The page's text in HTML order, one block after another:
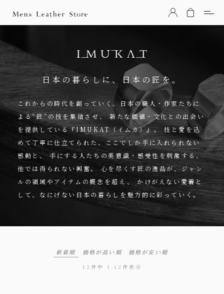
Mens Leather Store（メンズレザーストア）
日本の暮らしに、日本の匠を。
これからの時代を創っていく、日本の職人・作家たちに
よる“匠”の技を集結させ、
新たな価値・文化との出会い
を提供している『IMUKAT（イムカ）』。
技と愛を込
めて丁寧に仕立てられた、ここでしか手に入れられない
感動と、
手にする人たちの美意識・感受性を刺激する、
他では得られない興奮。
心を尽くす匠の逸品が、ジャン
ルの領域やアイテムの概念を超え、
かけがえない愛着と
して、なにげない日本の暮らしを魅力的に彩っていく。
新着順 価格が高い順 価格が安い順
12 件中 1 - 12 件表示